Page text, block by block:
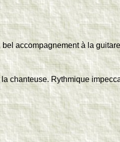
accompagnement à la
chanteuse. Rythmique